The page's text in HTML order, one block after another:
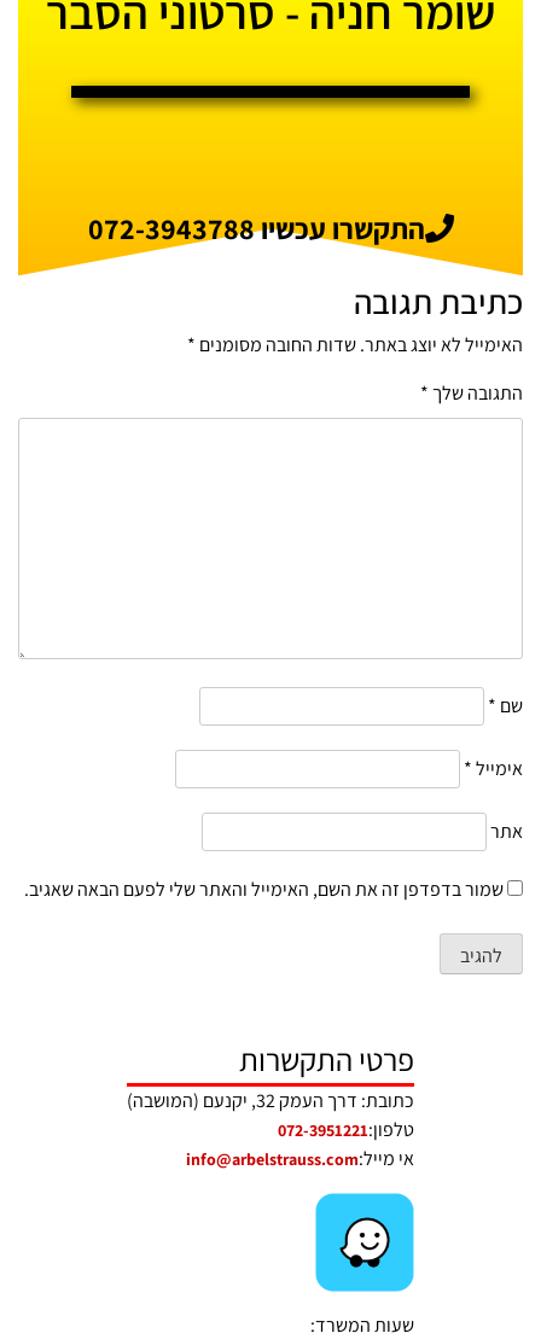
התקשרו עכשיו 072-3943788
כתיבת תגובה
האימייל לא יוצג באתר.שדות החובה מסומנים *
התגובה שלך*
שם *
אימייל*
אתר
שמור בדפדפן זה את השם, האימייל והאתר שלי לפעם הבאה שאגיב.
פרטי התקשרות
כתובת: דרך העמק 32, יקנעם (המושבה)
טלפון:072-3951221
אי מייל:info@arbelstrauss.com
שעות המשרד: